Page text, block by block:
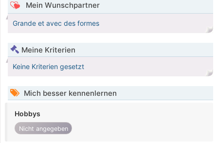
Mein Wunschpartner
Grande et avec des formes
Meine Kriterien
Keine Kriterien gesetzt
Mich besser kennenlernen
Hobbys
Nicht angegeben